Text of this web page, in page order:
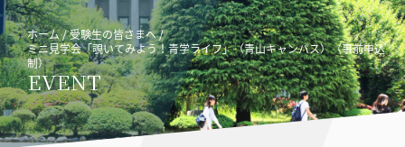
ホーム
受験生の皆さまへ
ミニ見学会「覗いてみよう！青学ライフ」（青山キャンパス）（事前申込
制）
EVENT